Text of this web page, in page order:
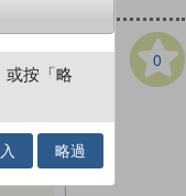
0
或按「略
略過